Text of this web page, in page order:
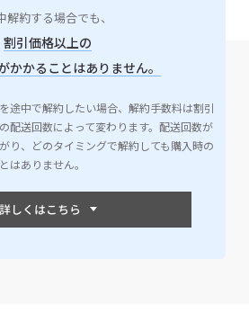
解約する場合でも、
割引価格以上の
かかることはありません。
途中で解約したい場合、解約手数料は割引
配送回数によって変わります。配送回数が
り、どのタイミングで解約しても購入時の
はありません。